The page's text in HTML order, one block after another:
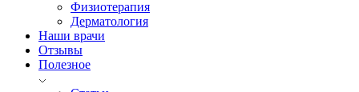
Физиотерапия
Дерматология
Наши врачи
Отзывы
Полезное